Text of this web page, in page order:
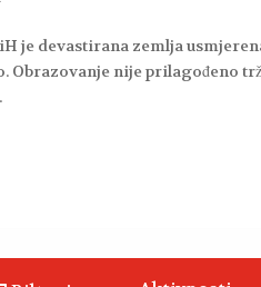
je devastirana zemlja
Obrazovanje nije prilagođeno